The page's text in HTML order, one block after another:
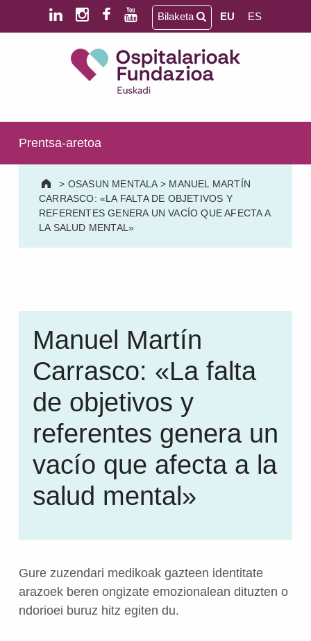
Bilaketa EU ES
Prentsa-aretoa
> OSASUN MENTALA> MANUEL MARTÍN
CARRASCO: «LA FALTA DE OBJETIVOS Y
REFERENTES GENERA UN VACÍO QUE AFECTA A
LA SALUD MENTAL»
Manuel Martín
Carrasco: «La falta
de objetivos y
referentes genera un
vacío que afecta a la
salud mental»
Gure zuzendari medikoak gazteen identitate
arazoek beren ongizate emozionalean dituzten o
ndorioei buruz hitz egiten du.